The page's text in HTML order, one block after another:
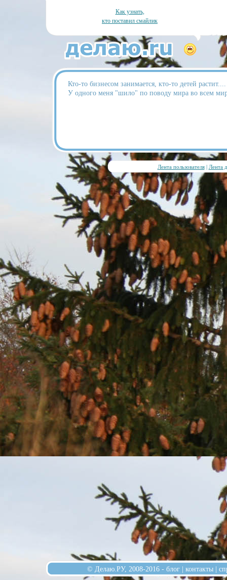
Как узнать,
кто поставил смайлик
Кто-то бизнесом занимается, кто-то детей растит....
У одного меня "шило" по поводу мира во всем
Лента пользователя| Лента
© Делаю.РУ, 2008-2016 - блог | контакты |